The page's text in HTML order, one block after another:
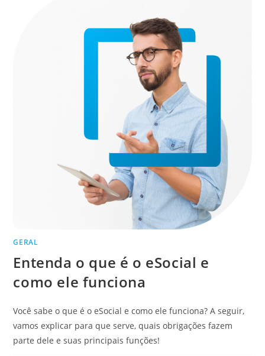
GERAL
Entenda o que é o eSocial e
como ele funciona
Você sabe o que é o eSocial e como ele funciona? A seguir,
vamos explicar para que serve, quais obrigações fazem
parte dele e suas principais funções!